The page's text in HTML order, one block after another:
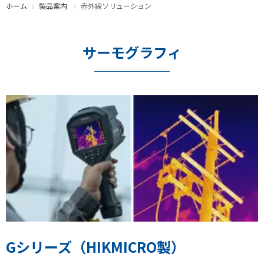
ホーム 製品案内 赤外線ソリューション
サーモグラフィ
Gシリーズ（HIKMICRO製）